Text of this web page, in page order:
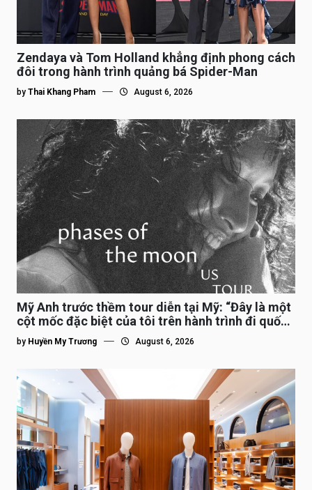
Zendaya và Tom Holland khẳng định phong cách
đôi trong hành trình quảng bá Spider-Man
by Thai Khang Pham August 6, 2026
Mỹ Anh trước thềm tour diễn tại Mỹ: “Đây là một
cột mốc đặc biệt của tôi trên hành trình đi quốc
tế”
by Huyền My Trương August 6, 2026